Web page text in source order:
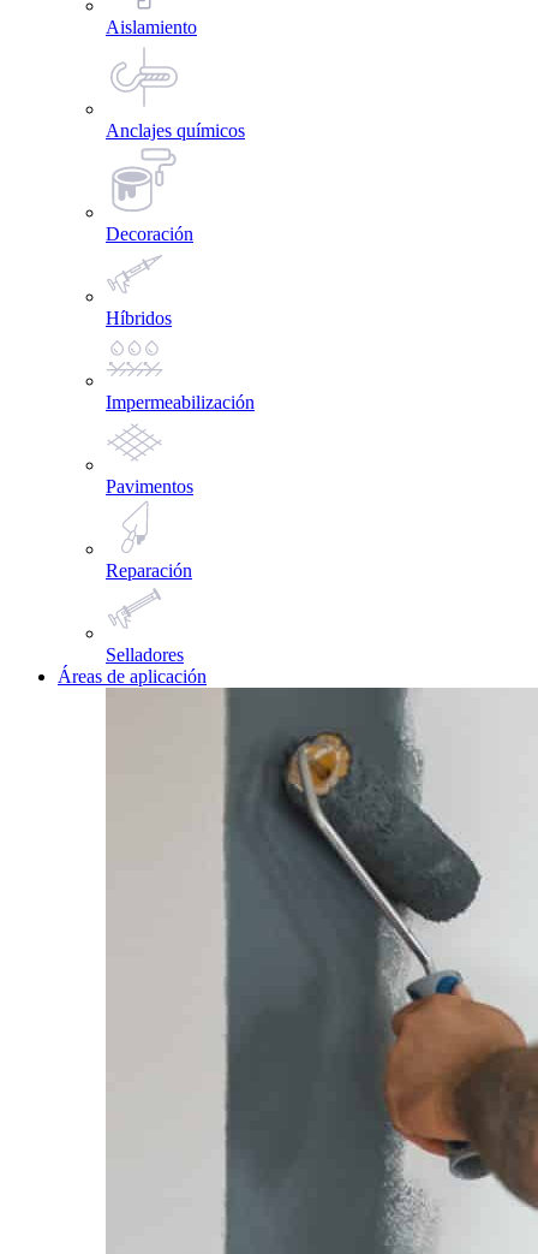
Aislamiento
Anclajes químicos
Decoración
Híbridos
Impermeabilización
Pavimentos
Reparación
Selladores
Áreas de aplicación